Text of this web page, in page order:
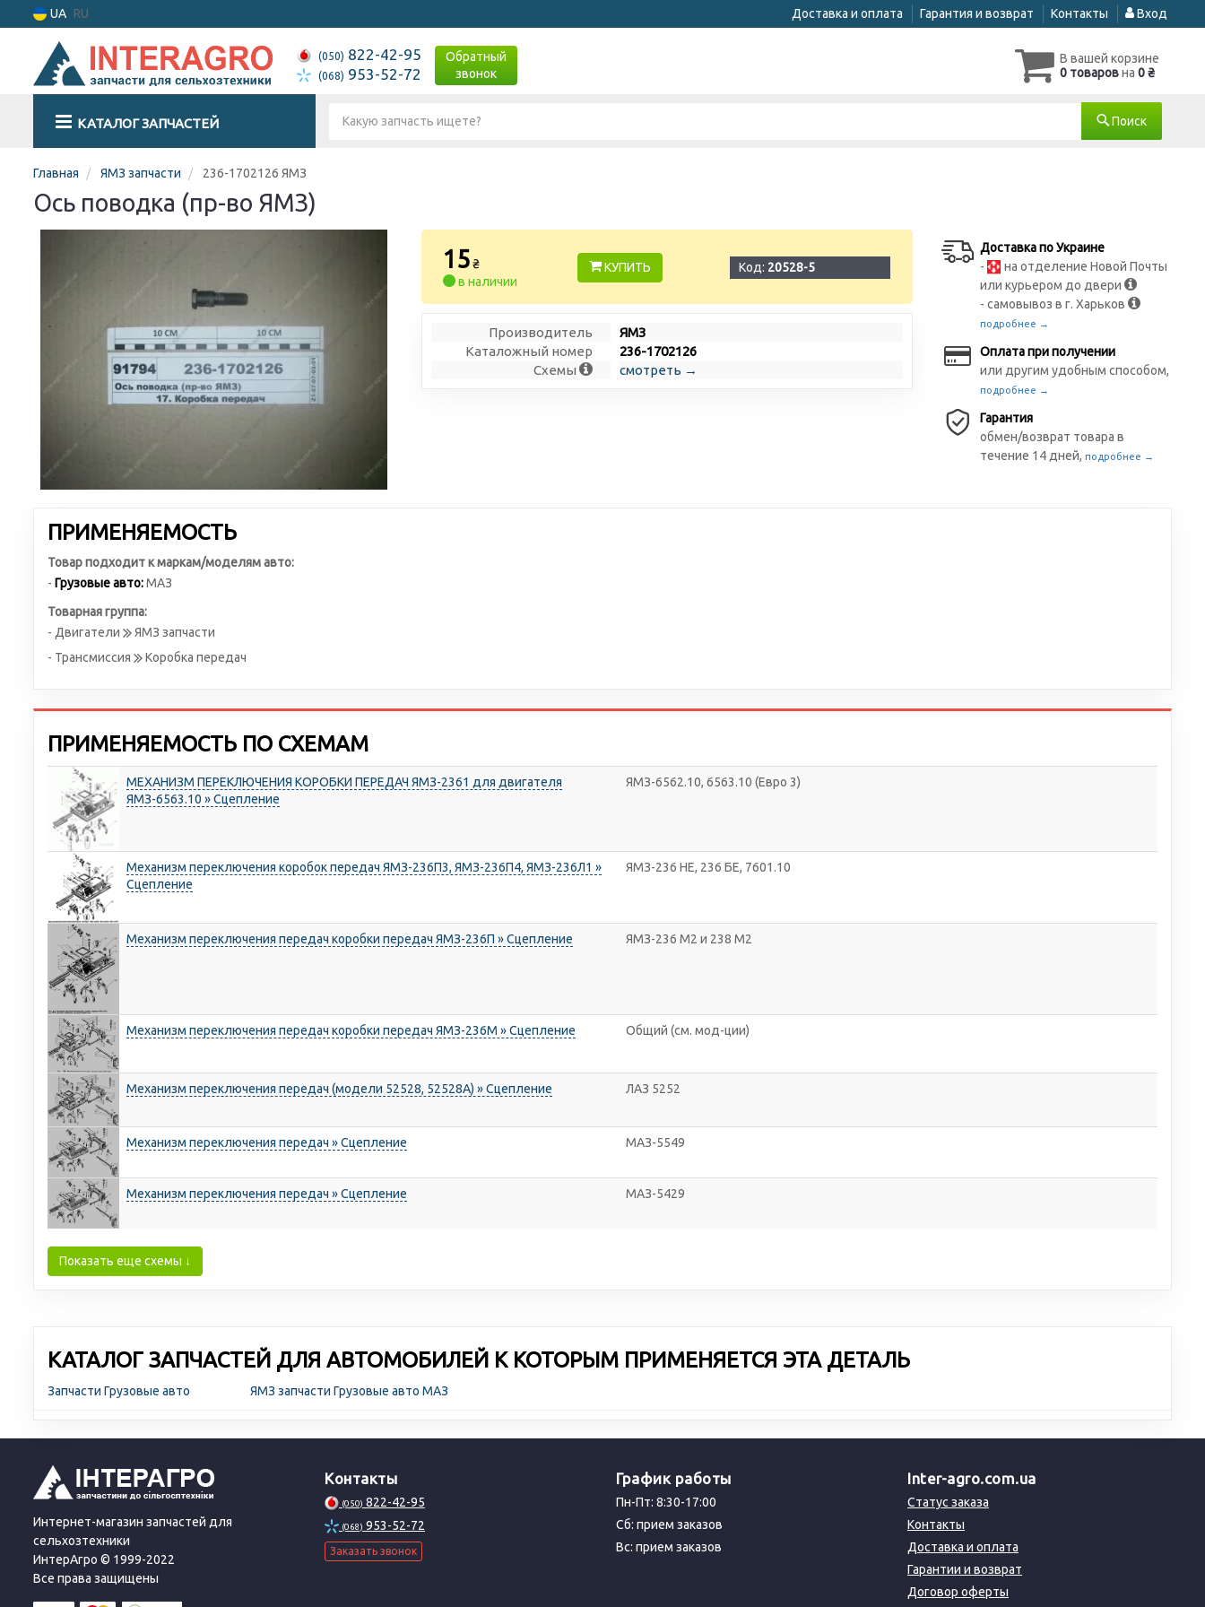
UA RU Доставка и оплата Гарантия и возврат Контакты Вход
(050) 822-42-95
(068) 953-52-72
Обратный
звонок
В вашей корзине
0 товаровна 0 ₴
КАТАЛОГ ЗАПЧАСТЕЙ Поиск
Главная ЯМЗ запчасти 236-1702126 ЯМЗ
Ось поводка (пр-во ЯМЗ)
15 ₴
в наличии
КУПИТЬ Код: 20528-5
Производитель
ЯМЗ
Каталожный номер
236-1702126
Схемы
смотреть →
Доставка по Украине
-
на отделение Новой Почты
или курьером до двери
- самовывоз в г. Харьков
подробнее →
Оплата при получении
или другим удобным способом,
подробнее →
Гарантия
обмен/возврат товара в
течение 14 дней,подробнее →
ПРИМЕНЯЕМОСТЬ
Товар подходит к маркам/моделям авто:
- Грузовые авто:МАЗ
Товарная группа:
- Двигатели
ЯМЗ запчасти
- Трансмиссия
Коробка передач
ПРИМЕНЯЕМОСТЬ ПО СХЕМАМ
МЕХАНИЗМ ПЕРЕКЛЮЧЕНИЯ КОРОБКИ ПЕРЕДАЧ ЯМЗ-2361 для двигателя
ЯМЗ-6563.10 » Сцепление
ЯМЗ-6562.10, 6563.10 (Евро 3)
Механизм переключения коробок передач ЯМЗ-236П3, ЯМЗ-236П4, ЯМЗ-236Л1 »
Сцепление
ЯМЗ-236 НЕ, 236 БЕ, 7601.10
Механизм переключения передач коробки передач ЯМЗ-236П » Сцепление ЯМЗ-236 М2 и 238 М2
Механизм переключения передач коробки передач ЯМЗ-236М » Сцепление Общий (см. мод-ции)
Механизм переключения передач (модели 52528, 52528А) » Сцепление ЛАЗ 5252
Механизм переключения передач » Сцепление МАЗ-5549
Механизм переключения передач » Сцепление МАЗ-5429
Показать еще схемы ↓
КАТАЛОГ ЗАПЧАСТЕЙ ДЛЯ АВТОМОБИЛЕЙ К КОТОРЫМ ПРИМЕНЯЕТСЯ ЭТА ДЕТАЛЬ
Запчасти Грузовые авто ЯМЗ запчасти Грузовые авто МАЗ
Интернет-магазин запчастей для
сельхозтехники
ИнтерАгро © 1999-2022
Все права защищены
Контакты
(050) 822-42-95
(068) 953-52-72
Заказать звонок
График работы
Пн-Пт: 8:30-17:00
Сб: прием заказов
Вс: прием заказов
Inter-agro.com.ua
Статус заказа
Контакты
Доставка и оплата
Гарантии и возврат
Договор оферты